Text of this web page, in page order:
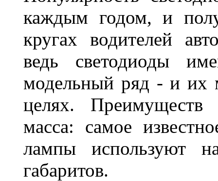
каждым годом, и
кругах водителей
ведь светодиоды
модельный ряд - и их
целях.
масса: самое
лампы используют
габаритов.